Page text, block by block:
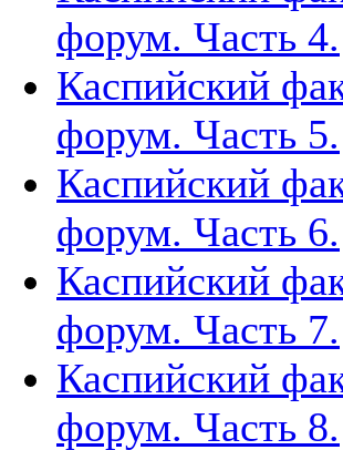
форум. Часть 4.
Каспийский
форум. Часть 5.
Каспийский
форум. Часть 6.
Каспийский
форум. Часть 7.
Каспийский
форум. Часть 8.